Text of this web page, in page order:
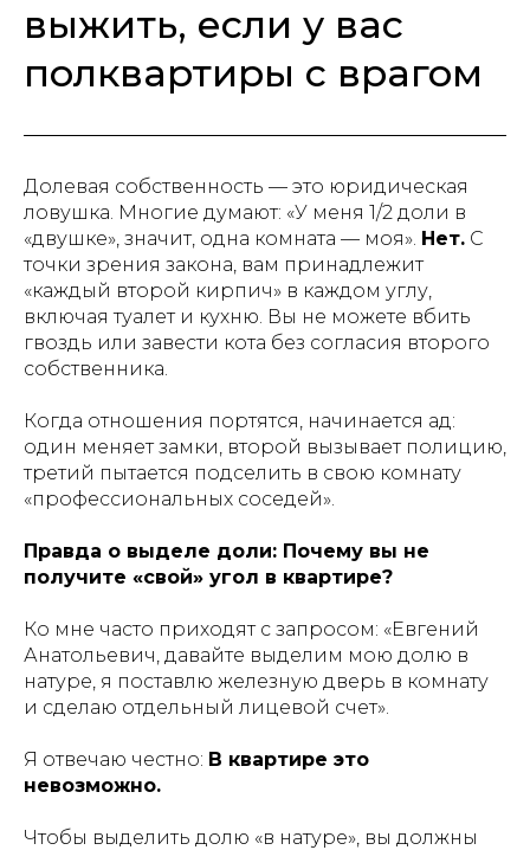
выжить, если у вас
полквартиры с врагом
Долевая собственность — это юридическая
ловушка. Многие думают: «У меня 1/2 доли в
«двушке», значит, одна комната — моя». Нет. С
точки зрения закона, вам принадлежит
«каждый второй кирпич» в каждом углу,
включая туалет и кухню. Вы не можете вбить
гвоздь или завести кота без согласия второго
собственника.
Когда отношения портятся, начинается ад:
один меняет замки, второй вызывает полицию,
третий пытается подселить в свою комнату
«профессиональных соседей».
Правда о выделе доли: Почему вы не
получите «свой» угол в квартире?
Ко мне часто приходят с запросом: «Евгений
Анатольевич, давайте выделим мою долю в
натуре, я поставлю железную дверь в комнату
и сделаю отдельный лицевой счет».
Я отвечаю честно: В квартире это
невозможно.
Чтобы выделить долю «в натуре», вы должны